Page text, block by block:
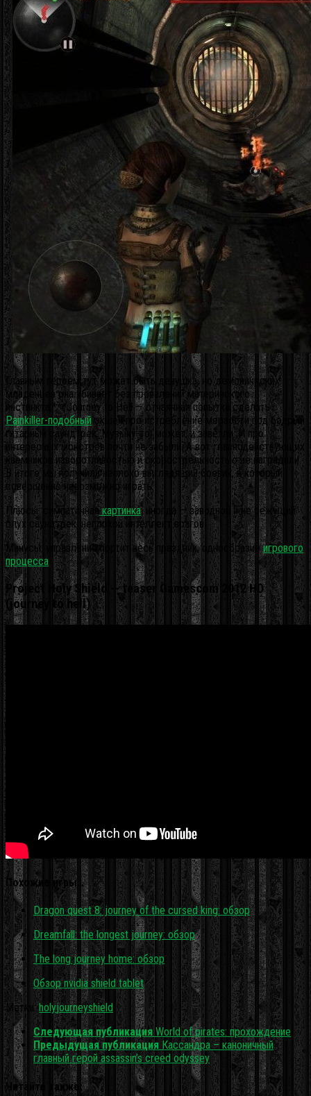
Главным героем тут может быть девушка, но демонических
младенцев она убивает без проявлений материнского
инстинкта.***Journey to Hell — отчаянная попытка сделать
Painkiller-подобный экшен про истребление мерзости под бодрый
гитарный саундтрек. Музыку-то, может, и завезли. И про
интересных монстров почти не забыли. А вот главнодействующих
наемников изворотливостью и скорострельностью не наградили.
В итоге мы получили неплохо выглядящий боевик, в который
совершенно невозможно играть.
Плюсы: симпатичнаякартинка; иногда — заводной и не режущий
слух саундтрек; неплохой интеллект врагов.
Минусы: управление портит весь праздник; однообразиеигрового
процесса
Project Holy Shield — teaser Gamescom 2012 HD
(journey to hell)
Похожие игры…
Dragon quest 8: journey of the cursed king: обзор
Dreamfall: the longest journey: обзор
The long journey home: обзор
Обзор nvidia shield tablet
Метки: holyjourneyshield
Следующая публикация World of pirates: прохождение
Предыдущая публикация Кассандра – каноничный
главный герой assassin’s creed odyssey
Читайте также: